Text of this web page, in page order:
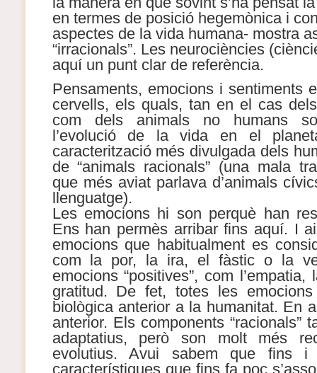
en termes de posició hegemònica i
aspectes de la vida humana- mostra
“irracionals”. Les neurociències
aquí un punt clar de referència.
Pensaments, emocions i sentiments
cervells, els quals, tan en el cas
com dels animals no humans
l’evolució de la vida en el
caracterització més divulgada dels
de “animals racionals” (una mala
que més aviat parlava d’animals
llenguatge).
Les emocions hi son perquè han
Ens han permès arribar fins aquí. I
emocions que habitualment es
com la por, la ira, el fàstic o la
emocions “positives”, com
gratitud. De fet, totes les
biològica anterior a la humanitat. En
anterior. Els components “racionals”
adaptatius, però son molt més
evolutius. Avui sabem que fins
característiques que fins fa poc